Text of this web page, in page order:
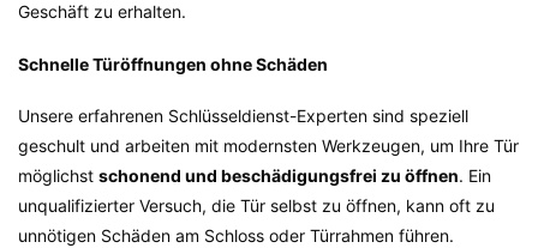
Geschäft zu erhalten.
Schnelle Türöffnungen ohne Schäden
Unsere erfahrenen Schlüsseldienst-Experten sind speziell
geschult und arbeiten mit modernsten Werkzeugen, um Ihre Tür
möglichst schonend und beschädigungsfrei zu öffnen. Ein
unqualifizierter Versuch, die Tür selbst zu öffnen, kann oft zu
unnötigen Schäden am Schloss oder Türrahmen führen.